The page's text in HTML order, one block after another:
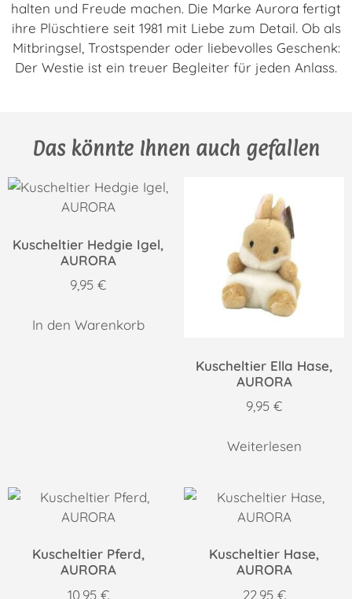
halten und Freude machen. Die Marke Aurora fertigt
ihre Plüschtiere seit 1981 mit Liebe zum Detail. Ob als
Mitbringsel, Trostspender oder liebevolles Geschenk:
Der Westie ist ein treuer Begleiter für jeden Anlass.
Das könnte Ihnen auch gefallen
Kuscheltier Hedgie Igel,
AURORA
9,95 €
In den Warenkorb
Kuscheltier Ella Hase,
AURORA
9,95 €
Weiterlesen
Kuscheltier Pferd,
AURORA
10,95 €
Kuscheltier Hase,
AURORA
22,95 €